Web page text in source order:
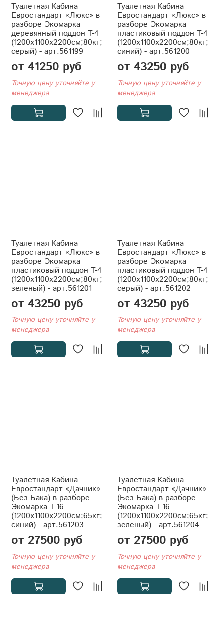
Туалетная Кабина
Евростандарт «Люкс» в
разборе Экомарка
деревянный поддон T-4
(1200x1100x2200см;80кг;
серый) - арт.561199
от 41250 руб
Точную цену уточняйте у
менеджера
Туалетная Кабина
Евростандарт «Люкс» в
разборе Экомарка
пластиковый поддон T-4
(1200x1100x2200см;80кг;
синий) - арт.561200
от 43250 руб
Точную цену уточняйте у
менеджера
Туалетная Кабина
Евростандарт «Люкс» в
разборе Экомарка
пластиковый поддон T-4
(1200x1100x2200см;80кг;
зеленый) - арт.561201
от 43250 руб
Точную цену уточняйте у
менеджера
Туалетная Кабина
Евростандарт «Люкс» в
разборе Экомарка
пластиковый поддон T-4
(1200x1100x2200см;80кг;
серый) - арт.561202
от 43250 руб
Точную цену уточняйте у
менеджера
Туалетная Кабина
Евростандарт «Дачник»
(Без Бака) в разборе
Экомарка T-16
(1200x1100x2200см;65кг;
синий) - арт.561203
от 27500 руб
Точную цену уточняйте у
менеджера
Туалетная Кабина
Евростандарт «Дачник»
(Без Бака) в разборе
Экомарка T-16
(1200x1100x2200см;65кг;
зеленый) - арт.561204
от 27500 руб
Точную цену уточняйте у
менеджера